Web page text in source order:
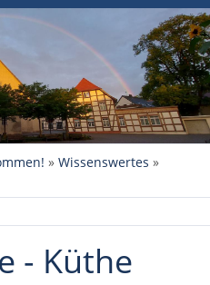
» Wissenswertes »
- Küthe